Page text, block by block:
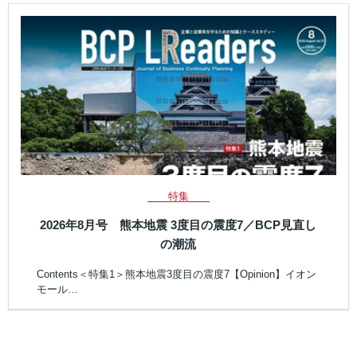
特集
2026年8月号 熊本地震 3度目の震度7／BCP見直し
の潮流
Contents＜特集1＞熊本地震3度目の震度7【Opinion】イオン
モール…